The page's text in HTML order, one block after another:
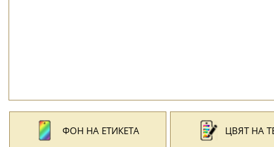
ФОН НА ЕТИКЕТА ЦВЯТ НА